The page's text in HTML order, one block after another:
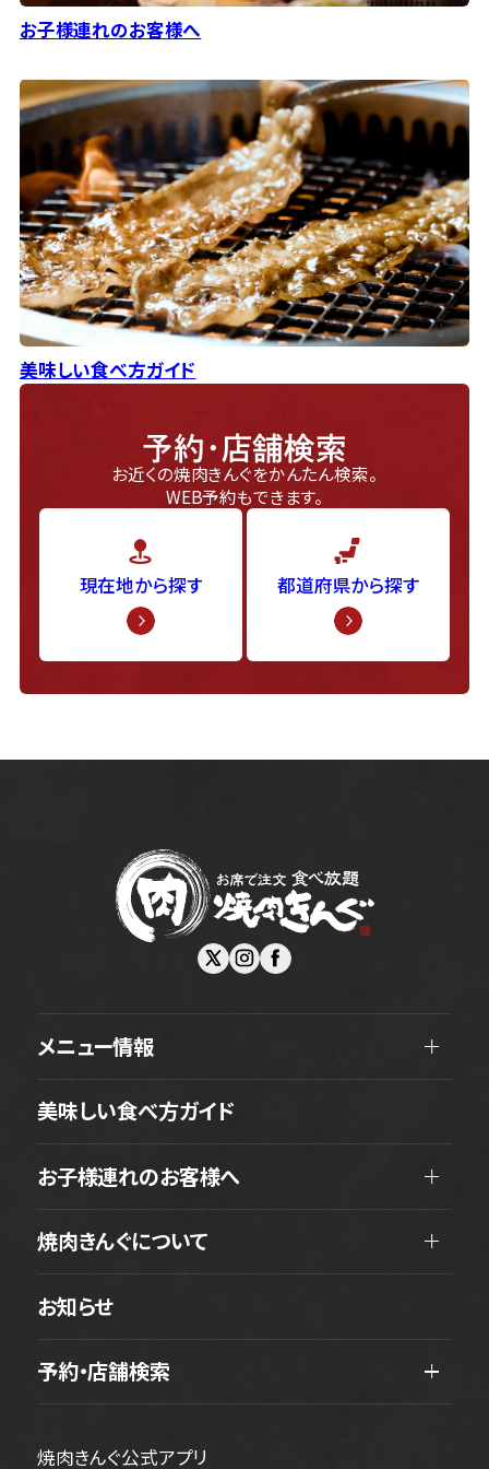
お子様連れのお客様へ
美味しい食べ方ガイド
予約・店舗検索
お近くの焼肉きんぐをかんたん検索。
WEB予約もできます。
現在地から探す 都道府県から探す
メニュー情報
美味しい食べ方ガイド
お子様連れのお客様へ
焼肉きんぐについて
お知らせ
予約・店舗検索
焼肉きんぐ公式アプリ